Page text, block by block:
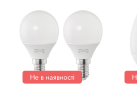
Не в наявності